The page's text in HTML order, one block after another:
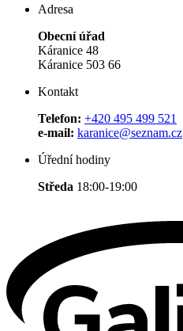
Adresa
Obecní úřad
Káranice 48
Káranice 503 66
Kontakt
Telefon: +420 495 499 521
e-mail: karanice@seznam.cz
Úřední hodiny
Středa 18:00-19:00